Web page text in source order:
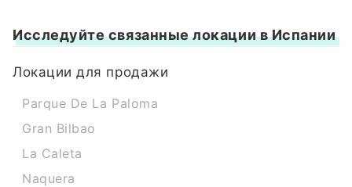
Исследуйте связанные локации в Испании
Локации для продажи
Parque De La Paloma
Gran Bilbao
La Caleta
Naquera